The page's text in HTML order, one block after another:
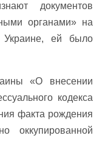
документов
органами» на
Украине, ей было
«О внесении
кодекса
факта рождения
оккупированной